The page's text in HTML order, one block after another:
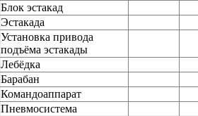
Блок эстакад
Эстакада
Установка привода
подъёма эстакады
Лебёдка
Барабан
Командоаппарат
Пневмосистема